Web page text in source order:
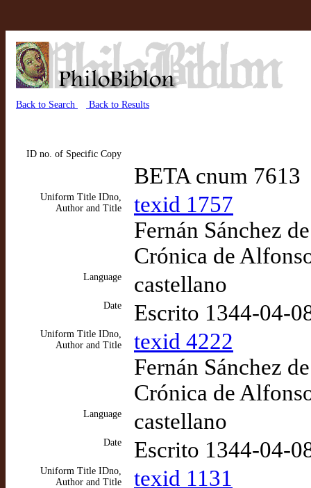
Back to Search Back to Results
ID no. of Specific Copy
BETA cnum 7613
Uniform Title IDno,
Author and Title
texid 1757
Fernán Sánchez
Crónica de
Language castellano
Date Escrito 1344-04-
Uniform Title IDno,
Author and Title
texid 4222
Fernán Sánchez
Crónica de
Language castellano
Date Escrito 1344-04-
Uniform Title IDno,
Author and Title
texid 1131